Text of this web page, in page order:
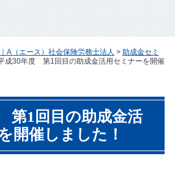
A（エース）社会保険労務士法人 > 助成金セミ
成30年度 第1回目の助成金活用セミナーを開催
第1回目の助成金活
開催しました！